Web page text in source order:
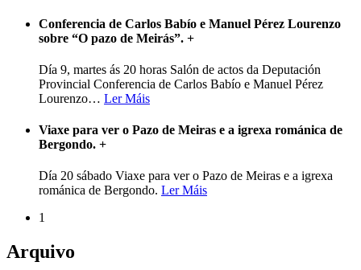
Conferencia de Carlos Babío e Manuel Pérez Lourenzo
sobre “O pazo de Meirás”. +
Día 9, martes ás 20 horas Salón de actos da Deputación
Provincial Conferencia de Carlos Babío e Manuel Pérez
Lourenzo… Ler Máis
Viaxe para ver o Pazo de Meiras e a igrexa románica de
Bergondo. +
Día 20 sábado Viaxe para ver o Pazo de Meiras e a igrexa
románica de Bergondo. Ler Máis
1
Arquivo